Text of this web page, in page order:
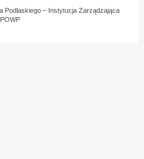
Podlaskiego – Instytucja Zarządzająca